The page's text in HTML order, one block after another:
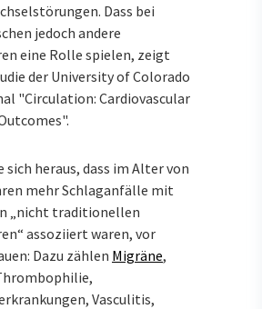
Dass bei
jedoch andere
eine Rolle spielen, zeigt
der University of Colorado
"Circulation: Cardiovascular
heraus, dass im Alter von
mehr Schlaganfälle mit
„nicht traditionellen
assoziiert waren, vor
Dazu zählen Migräne,
Vasculitis,